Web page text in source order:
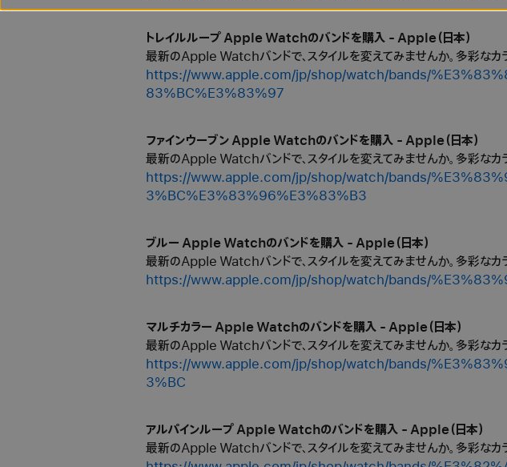
トレイルループ Apple Watchのバンドを購入 - Apple（日本）
最新のApple Watchバンドで、スタイルを変えてみませんか。多彩なカ
https://www.apple.com/jp/shop/watch/bands/
83%BC%E3%83%97
ファインウーブン Apple Watchのバンドを購入 - Apple（日本）
最新のApple Watchバンドで、スタイルを変えてみませんか。多彩なカ
https://www.apple.com/jp/shop/watch/bands/
3%BC%E3%83%96%E3%83%B3
ブルー Apple Watchのバンドを購入 - Apple（日本）
最新のApple Watchバンドで、スタイルを変えてみませんか。多彩なカ
https://www.apple.com/jp/shop/watch/bands/
マルチカラー Apple Watchのバンドを購入 - Apple（日本）
最新のApple Watchバンドで、スタイルを変えてみませんか。多彩なカ
https://www.apple.com/jp/shop/watch/bands/
3%BC
アルパインループ Apple Watchのバンドを購入 - Apple（日本）
最新のApple Watchバンドで、スタイルを変えてみませんか。多彩なカ